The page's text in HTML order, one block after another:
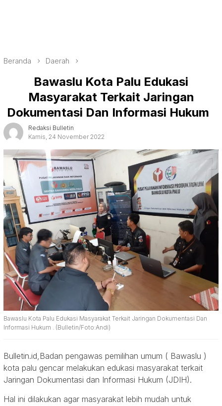
Beranda Daerah
Bawaslu Kota Palu Edukasi
Masyarakat Terkait Jaringan
Dokumentasi Dan Informasi Hukum
Redaksi Bulletin
Kamis, 24 November 2022
Bawaslu Kota Palu Edukasi Masyarakat Terkait Jaringan Dokumentasi Dan
Informasi Hukum . (Bulletin/Foto:Andi)
Bulletin.id,Badan pengawas pemilihan umum ( Bawaslu )
kota palu gencar melakukan edukasi masyarakat terkait
Jaringan Dokumentasi dan Informasi Hukum (JDIH).
Hal ini dilakukan agar masyarakat lebih mudah untuk